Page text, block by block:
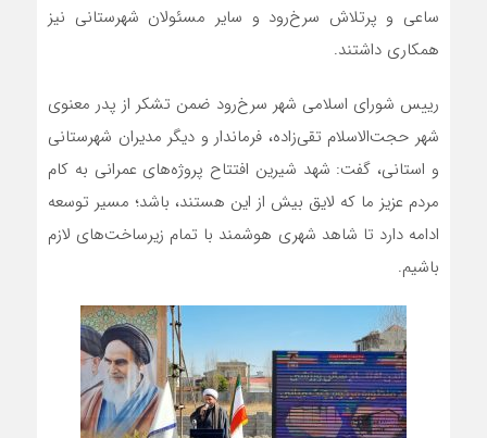
ساعی و پرتلاش سرخ‌رود و سایر مسئولان شهرستانی نیز
همکاری داشتند.
رییس شورای اسلامی شهر سرخ‌رود ضمن تشکر از پدر معنوی
شهر حجت‌الاسلام تقی‌زاده، فرماندار و دیگر مدیران شهرستانی
و استانی، گفت: شهد شیرین افتتاح پروژه‌های عمرانی به کام
مردم عزیز ما که لایق بیش از این هستند، باشد؛ مسیر توسعه
ادامه دارد تا شاهد شهری هوشمند با تمام زیرساخت‌های لازم
باشیم.